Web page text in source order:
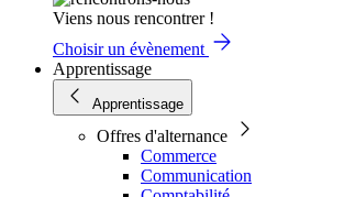
Viens nous rencontrer !
Choisir un évènement
Apprentissage
Apprentissage
Offres d'alternance
Commerce
Communication